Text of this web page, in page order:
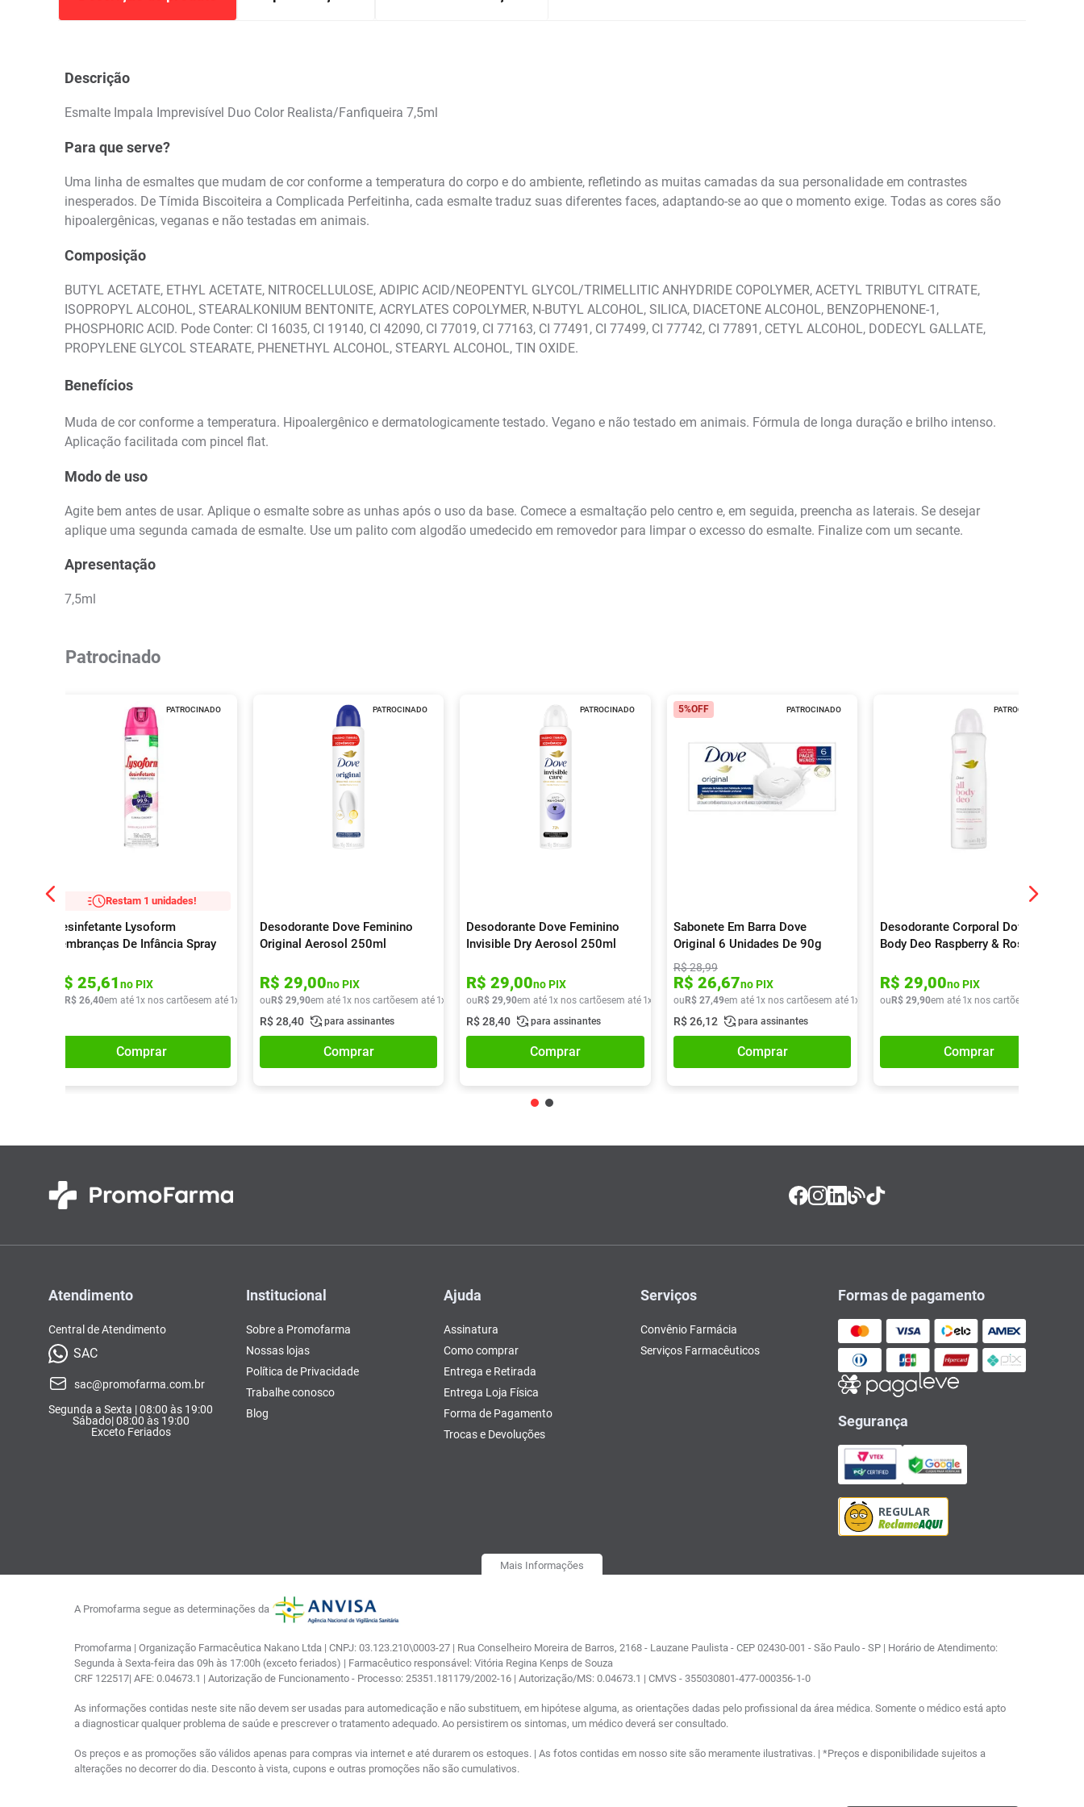
Descrição
Esmalte Impala Imprevisível Duo Color Realista/Fanfiqueira 7,5ml
Para que serve?
Uma linha de esmaltes que mudam de cor conforme a temperatura do corpo e do ambiente, refletindo as muitas camadas da sua personalidade em contrastes
inesperados. De Tímida Biscoiteira a Complicada Perfeitinha, cada esmalte traduz suas diferentes faces, adaptando-se ao que o momento exige. Todas as cores são
hipoalergênicas, veganas e não testadas em animais.
Composição
BUTYL ACETATE, ETHYL ACETATE, NITROCELLULOSE, ADIPIC ACID/NEOPENTYL GLYCOL/TRIMELLITIC ANHYDRIDE COPOLYMER, ACETYL TRIBUTYL CITRATE,
ISOPROPYL ALCOHOL, STEARALKONIUM BENTONITE, ACRYLATES COPOLYMER, N-BUTYL ALCOHOL, SILICA, DIACETONE ALCOHOL, BENZOPHENONE-1,
PHOSPHORIC ACID. Pode Conter: CI 16035, CI 19140, CI 42090, CI 77019, CI 77163, CI 77491, CI 77499, CI 77742, CI 77891, CETYL ALCOHOL, DODECYL GALLATE,
PROPYLENE GLYCOL STEARATE, PHENETHYL ALCOHOL, STEARYL ALCOHOL, TIN OXIDE.
Benefícios
Muda de cor conforme a temperatura. Hipoalergênico e dermatologicamente testado. Vegano e não testado em animais. Fórmula de longa duração e brilho intenso.
Aplicação facilitada com pincel flat.
Modo de uso
Agite bem antes de usar. Aplique o esmalte sobre as unhas após o uso da base. Comece a esmaltação pelo centro e, em seguida, preencha as laterais. Se desejar
aplique uma segunda camada de esmalte. Use um palito com algodão umedecido em removedor para limpar o excesso do esmalte. Finalize com um secante.
Apresentação
7,5ml
Patrocinado
PATROCINADO
Restam 1 unidades!
Desinfetante Lysoform
Lembranças De Infância Spray
R$ 25,61no PIX
R$ 26,40em até 1x nos cartõesem até 1x de R$ 26,40
Comprar
PATROCINADO
Desodorante Dove Feminino
Original Aerosol 250ml
R$ 29,00no PIX
ou R$ 29,90em até 1x nos cartõesem até 1x de R$ 29,90
R$28,40 para assinantes
Comprar
PATROCINADO
Desodorante Dove Feminino
Invisible Dry Aerosol 250ml
R$ 29,00no PIX
ou R$ 29,90em até 1x nos cartõesem até 1x de R$ 29,90
R$ 28,40 para assinantes
Comprar
PATROCINADO
5%OFF
Sabonete Em Barra Dove
Original 6 Unidades De 90g
R$28,99
R$ 26,67no PIX
ou R$ 27,49em até 1x nos cartõesem até 1x de R$ 27,49
R$26,12 para assinantes
Comprar
PATROCINADO
Desodorante Corporal Dove All
Body Deo Raspberry & Rose
R$ 29,00no PIX
ou R$ 29,90em até 1x nos cartões
Comprar
Atendimento
Central de Atendimento
SAC
sac@promofarma.com.br
Segunda a Sexta | 08:00 às 19:00
Sábado| 08:00 às 19:00
Exceto Feriados
Institucional
Sobre a Promofarma
Nossas lojas
Política de Privacidade
Trabalhe conosco
Blog
Ajuda
Assinatura
Como comprar
Entrega e Retirada
Entrega Loja Física
Forma de Pagamento
Trocas e Devoluções
Serviços
Convênio Farmácia
Serviços Farmacêuticos
Formas de pagamento
Segurança
Mais Informações
A Promofarma segue as determinações da
Promofarma | Organização Farmacêutica Nakano Ltda | CNPJ: 03.123.210\0003-27 | Rua Conselheiro Moreira de Barros, 2168 - Lauzane Paulista - CEP 02430-001 - São Paulo - SP | Horário de Atendimento:
Segunda à Sexta-feira das 09h às 17:00h (exceto feriados) | Farmacêutico responsável: Vitória Regina Kenps de Souza
CRF 122517| AFE: 0.04673.1 | Autorização de Funcionamento - Processo: 25351.181179/2002-16 | Autorização/MS: 0.04673.1 | CMVS - 355030801-477-000356-1-0
As informações contidas neste site não devem ser usadas para automedicação e não substituem, em hipótese alguma, as orientações dadas pelo profissional da área médica. Somente o médico está apto
a diagnosticar qualquer problema de saúde e prescrever o tratamento adequado. Ao persistirem os sintomas, um médico deverá ser consultado.
Os preços e as promoções são válidos apenas para compras via internet e até durarem os estoques. | As fotos contidas em nosso site são meramente ilustrativas. | *Preços e disponibilidade sujeitos a
alterações no decorrer do dia. Desconto à vista, cupons e outras promoções não são cumulativos.